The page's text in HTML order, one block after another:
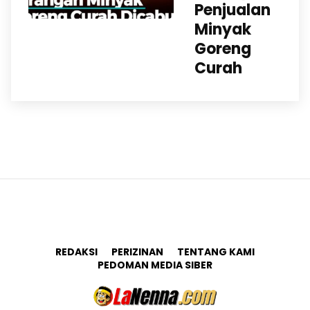
Penjualan
Minyak
Goreng
Curah
REDAKSI PERIZINAN
TENTANG KAMI
PEDOMAN MEDIA SIBER